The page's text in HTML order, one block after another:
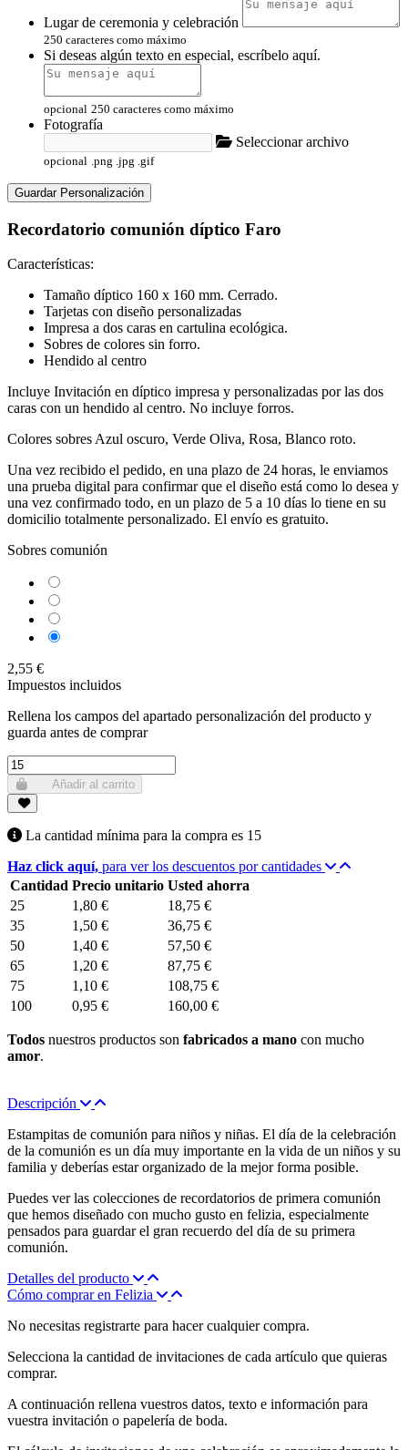
Lugar de ceremonia y celebración
250 caracteres como máximo
Si deseas algún texto en especial, escríbelo aquí.
opcional 250 caracteres como máximo
Fotografía
Seleccionar archivo
opcional .png .jpg .gif
Guardar Personalización
Recordatorio comunión díptico Faro
Características:
Tamaño díptico 160 x 160 mm. Cerrado.
Tarjetas con diseño personalizadas
Impresa a dos caras en cartulina ecológica.
Sobres de colores sin forro.
Hendido al centro
Incluye Invitación en díptico impresa y personalizadas por las dos
caras con un hendido al centro. No incluye forros.
Colores sobres Azul oscuro, Verde Oliva, Rosa, Blanco roto.
Una vez recibido el pedido, en una plazo de 24 horas, le enviamos
una prueba digital para confirmar que el diseño está como lo desea y
una vez confirmado todo, en un plazo de 5 a 10 días lo tiene en su
domicilio totalmente personalizado. El envío es gratuito.
Sobres comunión
2,55 €
Impuestos incluidos
Rellena los campos del apartado personalización del producto y
guarda antes de comprar
Añadir al carrito
La cantidad mínima para la compra es 15
Haz click aquí, para ver los descuentos por cantidades
Cantidad Precio unitario Usted ahorra
25
1,80 €
18,75 €
35
1,50 €
36,75 €
50
1,40 €
57,50 €
65
1,20 €
87,75 €
75
1,10 €
108,75 €
100
0,95 € 160,00 €
Todos nuestros productos son fabricados a mano con mucho
amor.
Descripción
Estampitas de comunión para niños y niñas. El día de la celebración
de la comunión es un día muy importante en la vida de un niños y su
familia y deberías estar organizado de la mejor forma posible.
Puedes ver las colecciones de recordatorios de primera comunión
que hemos diseñado con mucho gusto en felizia, especialmente
pensados para guardar el gran recuerdo del día de su primera
comunión.
Detalles del producto
Cómo comprar en Felizia
No necesitas registrarte para hacer cualquier compra.
Selecciona la cantidad de invitaciones de cada artículo que quieras
comprar.
A continuación rellena vuestros datos, texto e información para
vuestra invitación o papelería de boda.